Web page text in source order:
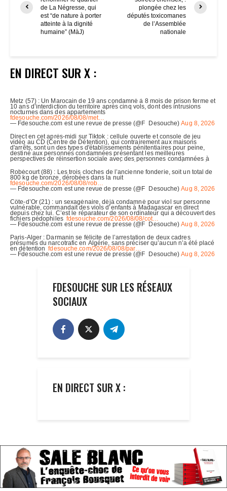
de La Négresse, qui
est “de nature à porter
atteinte à la dignité
humaine” (MàJ)
plongée chez les
députés toxicomanes
de l’Assemblée
nationale
EN DIRECT SUR X :
FDESOUCHE SUR LES RÉSEAUX
SOCIAUX
EN DIRECT SUR X :